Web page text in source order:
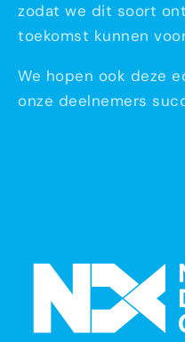
zodat we dit soort
toekomst kunnen
We hopen ook deze
onze deelnemers